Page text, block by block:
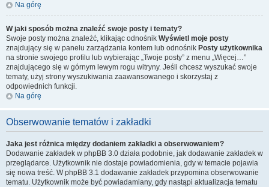
Na górę
W jaki sposób można znaleźć swoje posty i tematy?
Swoje posty można znaleźć, klikając odnośnik Wyświetl moje posty
znajdujący się w panelu zarządzania kontem lub odnośnik Posty użytkownika
na stronie swojego profilu lub wybierając „Twoje posty” z menu „Więcej…”
znajdującego się w górnym lewym rogu witryny. Jeśli chcesz wyszukać swoje
tematy, użyj strony wyszukiwania zaawansowanego i skorzystaj z
odpowiednich funkcji.
Na górę
Obserwowanie tematów i zakładki
Jaka jest różnica między dodaniem zakładki a obserwowaniem?
Dodawanie zakładek w phpBB 3.0 działa podobnie, jak dodawanie zakładek w
przeglądarce. Użytkownik nie dostaje powiadomienia, gdy w temacie pojawia
się nowa treść. W phpBB 3.1 dodawanie zakładek przypomina obserwowanie
tematu. Użytkownik może być powiadamiany, gdy nastąpi aktualizacja tematu